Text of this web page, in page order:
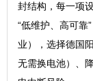
封结构，每一项
“低维护、高可靠
业），选择德国
无需换电池）、